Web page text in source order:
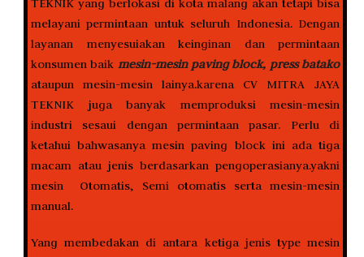
TEKNIK yang berlokasi di kota malang akan tetapi bisa
melayani permintaan untuk seluruh Indonesia. Dengan
layanan menyesuiakan keinginan dan permintaan
konsumen baik mesin-mesin paving block, press batako
ataupun mesin-mesin lainya.karena CV MITRA JAYA
TEKNIK juga banyak memproduksi mesin-mesin
industri sesaui dengan permintaan pasar. Perlu di
ketahui bahwasanya mesin paving block ini ada tiga
macam atau jenis berdasarkan pengoperasianya.yakni
mesin Otomatis, Semi otomatis serta mesin-mesin
manual.
Yang membedakan di antara ketiga jenis type mesin